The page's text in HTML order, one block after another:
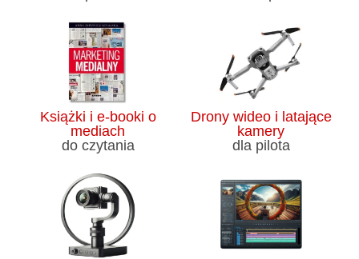
Książki i e-booki o
mediach
do czytania
Drony wideo i latające
kamery
dla pilota